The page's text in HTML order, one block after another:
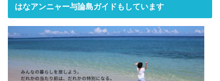
はなアンニャー与論島ガイドもしています